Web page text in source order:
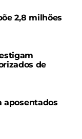
2,8 milhões
de
aposentados